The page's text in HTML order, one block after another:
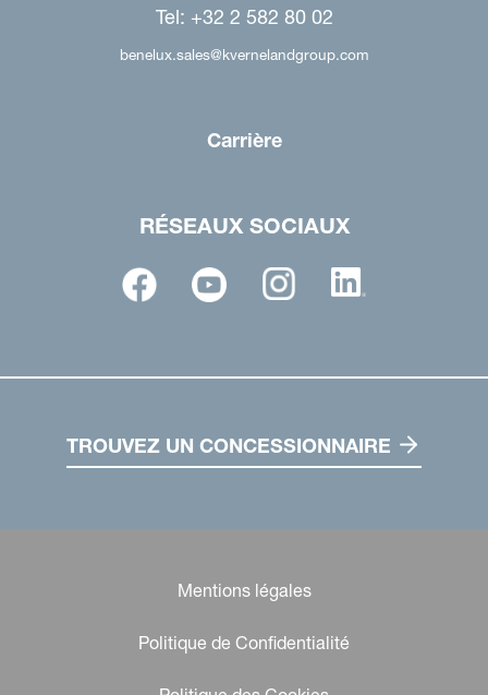
Tel: +32 2 582 80 02
benelux.sales@kvernelandgroup.com
Carrière
RÉSEAUX SOCIAUX
TROUVEZ UN CONCESSIONNAIRE
Mentions légales
Politique de Confidentialité